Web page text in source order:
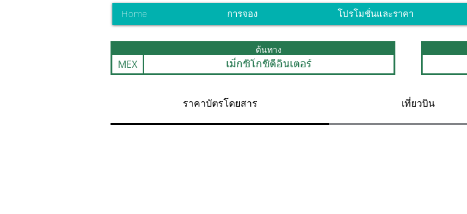
Home การจอง โปรโมชั่นและราคา
ต้นทาง
MEX เม็กซิโกซิตี้อินเตอร์
ราคาบัตรโดยสาร เที่ยวบิน